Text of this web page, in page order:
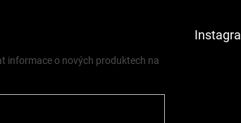
informace o nových produktech na